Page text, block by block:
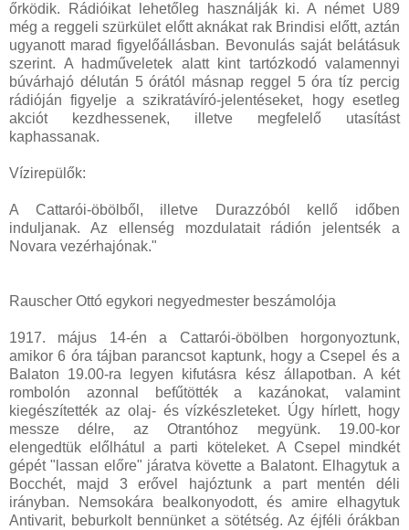
őrködik. Rádióikat lehetőleg használják ki. A német U89
még a reggeli szürkület előtt aknákat rak Brindisi előtt, aztán
ugyanott marad figyelőállásban. Bevonulás saját belátásuk
szerint. A hadműveletek alatt kint tartózkodó valamennyi
búvárhajó délután 5 órától másnap reggel 5 óra tíz percig
rádióján figyelje a szikratávíró-jelentéseket, hogy esetleg
akciót kezdhessenek, illetve megfelelő utasítást
kaphassanak.
Vízirepülők:
A Cattarói-öbölből, illetve Durazzóból kellő időben
induljanak. Az ellenség mozdulatait rádión jelentsék a
Novara vezérhajónak."
Rauscher Ottó egykori negyedmester beszámolója
1917. május 14-én a Cattarói-öbölben horgonyoztunk,
amikor 6 óra tájban parancsot kaptunk, hogy a Csepel és a
Balaton 19.00-ra legyen kifutásra kész állapotban. A két
rombolón azonnal befűtötték a kazánokat, valamint
kiegészítették az olaj- és vízkészleteket. Úgy hírlett, hogy
messze délre, az Otrantóhoz megyünk. 19.00-kor
elengedtük előlhátul a parti köteleket. A Csepel mindkét
gépét "lassan előre" járatva követte a Balatont. Elhagytuk a
Bocchét, majd 3 erővel hajóztunk a part mentén déli
irányban. Nemsokára bealkonyodott, és amire elhagytuk
Antivarit, beburkolt bennünket a sötétség. Az éjféli órákban